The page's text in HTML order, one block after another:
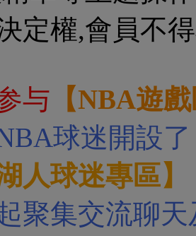
定權,會員不
与 【NBA遊
球迷開設了
人球迷專區】
聚集交流聊天